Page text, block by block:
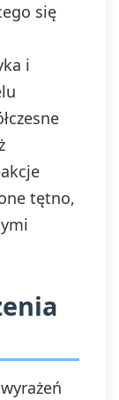
się
i
tętno,